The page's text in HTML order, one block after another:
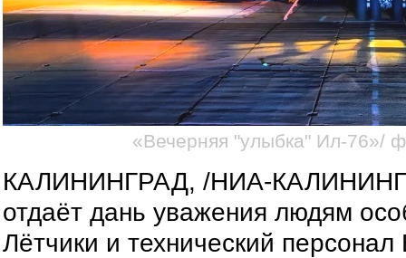
«Вечерняя "улыбка" Ил-76»/
КАЛИНИНГРАД, /НИА-
отдаёт дань уважения людям
Лётчики и технический